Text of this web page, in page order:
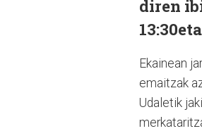
diren
Ekainean
emaitzak
Udaletik